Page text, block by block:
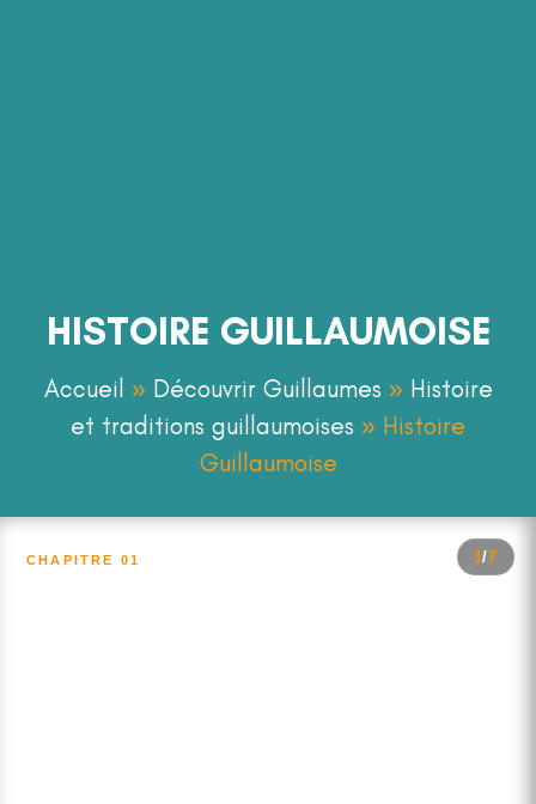
HISTOIRE GUILLAUMOISE
Accueil » Découvrir Guillaumes » Histoire
et traditions guillaumoises » Histoire
Guillaumoise
CHAPITRE 01 1/7